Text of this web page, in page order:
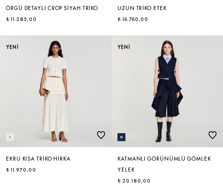
ÖRGÜ DETAYLI CROP SIYAH TRIKO
₺ 11.285,00
UZUN TRIKO ETEK
₺ 16.760,00
YENİ
EKRU KISA TRIKO HIRKA
₺ 11.970,00
YENİ
KATMANLI GÖRÜNÜMLÜ GÖMLEK
YELEK
₺ 20.180,00